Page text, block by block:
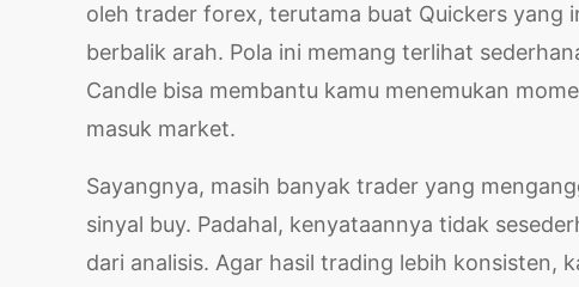
oleh trader forex, terutama buat Quickers yang
berbalik arah. Pola ini memang terlihat
Candle bisa membantu kamu menemukan
masuk market.
Sayangnya, masih banyak trader yang
sinyal buy. Padahal, kenyataannya tidak
dari analisis. Agar hasil trading lebih konsisten,